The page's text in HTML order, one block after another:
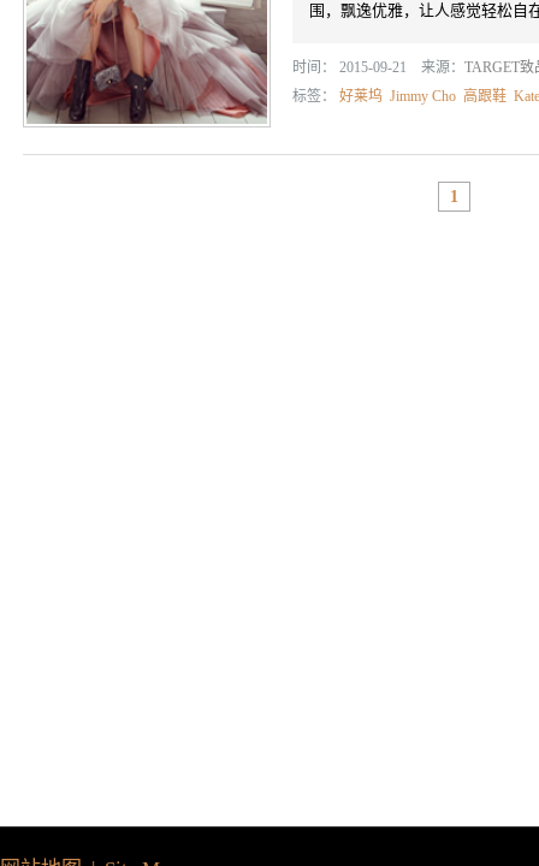
围，飘逸优雅，让人感觉轻松自
时间： 2015-09-21 来源： TARGET致
标签： 好莱坞 Jimmy Cho 高跟鞋
1